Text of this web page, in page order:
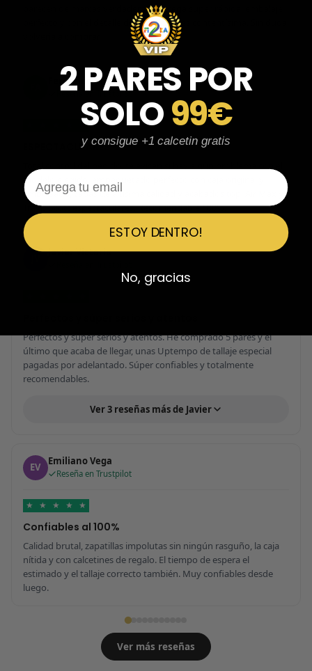
parecen de marcas verdaderas. Entrega súper rápida, embalaje
perfecto y con el detalle de los calcetines contentísima. Sin duda
Fernando Aranda Morales
Reseña en Trustpilot
★
ESPECTACULARES
modelo elegido, empaquetado perfecto con caja original y
embolsado, zapas de altísima calidad y acabados top. Air Max y
Travis Scott espectaculares. Recomendable 100%.
Javier Victorio
Perfectos y súper serios y atentos. He comprado 5 pares y el
último que acaba de llegar, unas Uptempo de tallaje especial
pagadas por adelantado. Súper confiables y totalmente
recomendables.
Ver 3 reseñas más de Javier
EV Emiliano Vega
Reseña en Trustpilot
★ ★ ★ ★ ★
Confiables al 100%
Calidad brutal, zapatillas impolutas sin ningún rasguño, la caja
nítida y con calcetines de regalo. El tiempo de espera el
estimado y el tallaje correcto también. Muy confiables desde
luego.
Ver más reseñas
2 PARES POR
SOLO99€
y consigue +1 calcetin gratis
Email
ESTOY DENTRO!
No, gracias